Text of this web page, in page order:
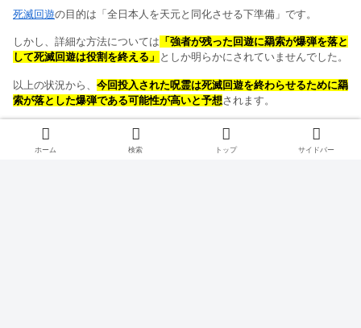
死滅回遊の目的は「全日本人を天元と同化させる下準備」です。
しかし、詳細な方法については 「強者が残った回遊に羂索が爆弾を落と
して死滅回遊は役割を終える」 としか明らかにされていませんでした。
以上の状況から、 今回投入された呪霊は死滅回遊を終わらせるために羂
索が落とした爆弾である可能性が高いと予想されます。
（ちょうど
と加茂が強い呪霊や術師を間引いたタイミングでこの呪
霊が現れたのもこの予想と合致しています。）
ホーム 検索 トップ サイドバー